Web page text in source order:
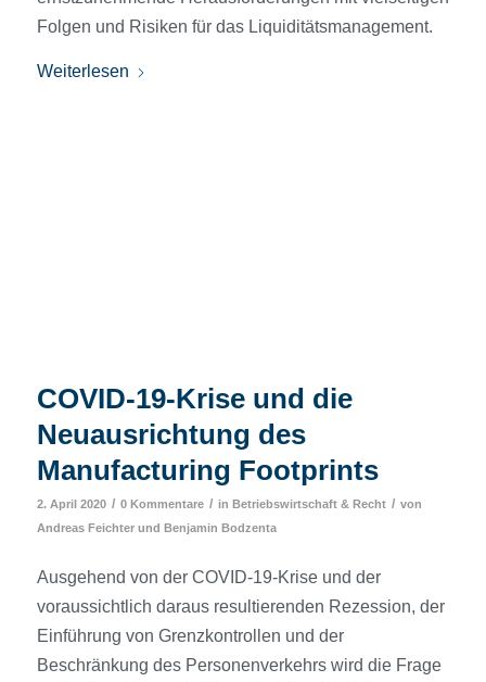
Folgen und Risiken für das Liquiditätsmanagement.
Weiterlesen
COVID-19-Krise und die
Neuausrichtung des
Manufacturing Footprints
2. April 2020 / 0 Kommentare / in Betriebswirtschaft & Recht / von
Andreas Feichterund Benjamin Bodzenta
Ausgehend von der COVID-19-Krise und der
voraussichtlich daraus resultierenden Rezession, der
Einführung von Grenzkontrollen und der
Beschränkung des Personenverkehrs wird die Frage